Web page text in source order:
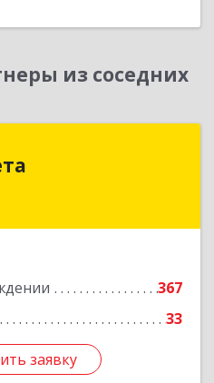
из соседних
367
33
заявку
обл, Ростов-на-Дону г,
заявку